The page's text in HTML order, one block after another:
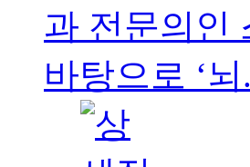
과 전문의인
바탕으로 ‘뇌